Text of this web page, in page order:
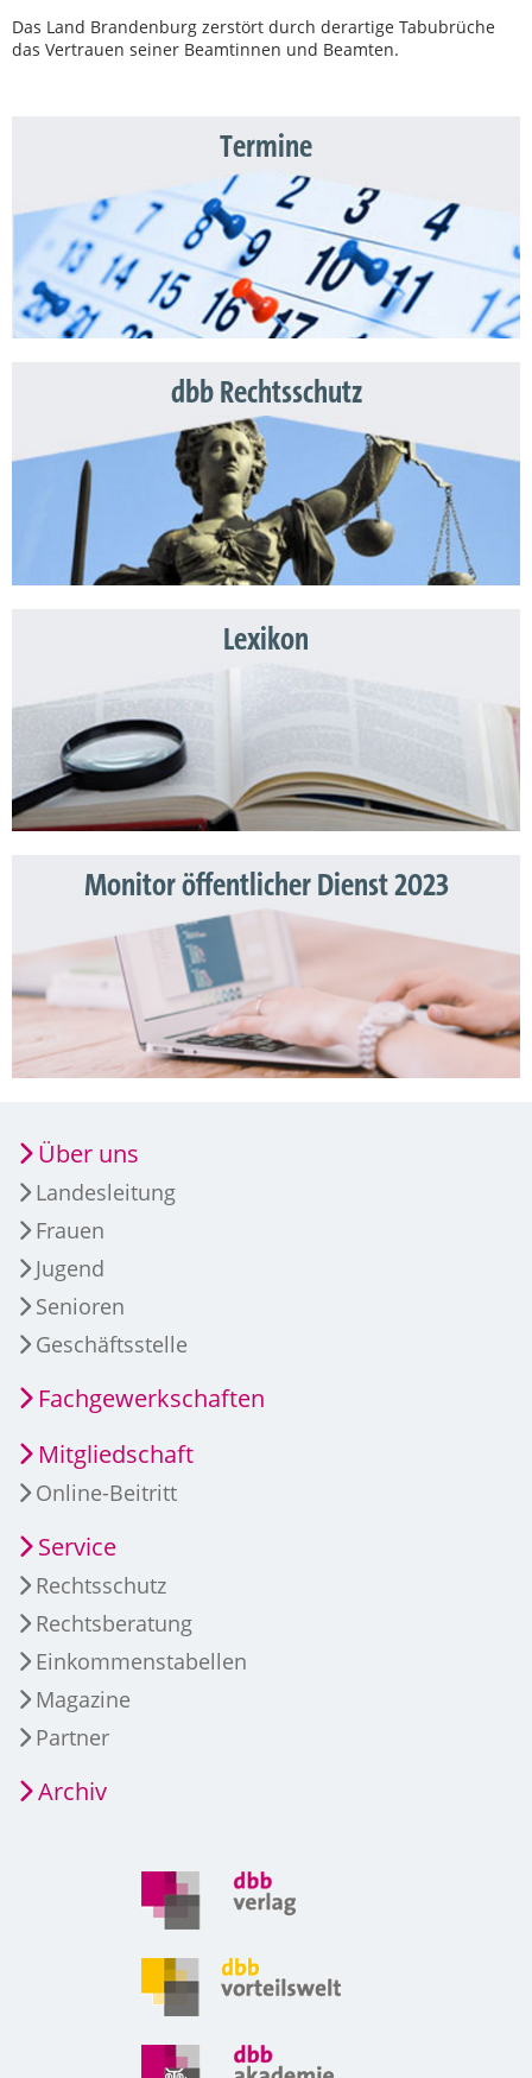
Das Land Brandenburg zerstört durch derartige Tabubrüche
das Vertrauen seiner Beamtinnen und Beamten.
Termine
dbb Rechtsschutz
Lexikon
Monitor öffentlicher Dienst 2023
Über uns
Landesleitung
Frauen
Jugend
Senioren
Geschäftsstelle
Fachgewerkschaften
Mitgliedschaft
Online-Beitritt
Service
Rechtsschutz
Rechtsberatung
Einkommenstabellen
Magazine
Partner
Archiv